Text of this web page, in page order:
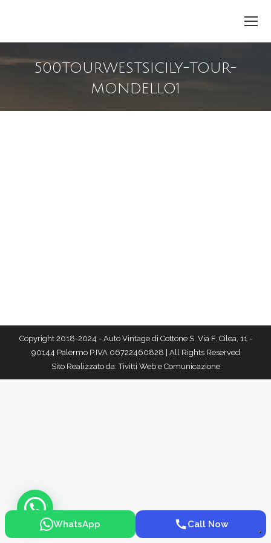
500TOURWESTSICILY-TOUR-
MONDELLO1
Copyright 2018-2024 - Auto Vintage di Cottone S. Via F. Cilea, 11 -
90144 Palermo P.IVA 06722460828 | All Rights Reserved
Sito Realizzato da:Tivitti Web e Comunicazione
WhatsApp Call Now